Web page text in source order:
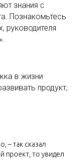
знания с
Познакомьтесь
руководителя
в жизни
продукт,
– так сказал
проект, то увидел